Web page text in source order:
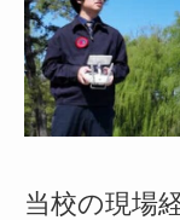
当校の現場